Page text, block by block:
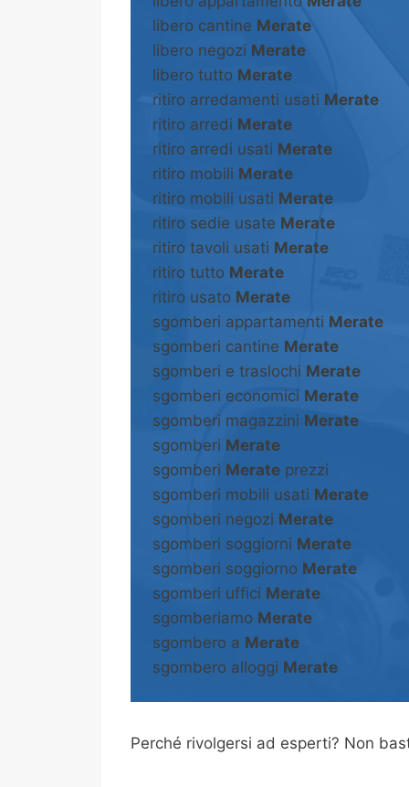
libero cantine Merate
libero negozi Merate
libero tutto Merate
ritiro arredamenti usati Merate
ritiro arredi Merate
ritiro arredi usati Merate
ritiro mobili Merate
ritiro mobili usati Merate
ritiro sedie usate Merate
ritiro tavoli usati Merate
ritiro tutto Merate
ritiro usato Merate
sgomberi appartamenti Merate
sgomberi cantine Merate
sgomberi e traslochi Merate
sgomberi economici Merate
sgomberi magazzini Merate
sgomberi Merate
sgomberi Merate prezzi
sgomberi mobili usati Merate
sgomberi negozi Merate
sgomberi soggiorni Merate
sgomberi soggiorno Merate
sgomberi uffici Merate
sgomberiamo Merate
sgombero a Merate
sgombero alloggi Merate
Perché rivolgersi ad esperti? Non